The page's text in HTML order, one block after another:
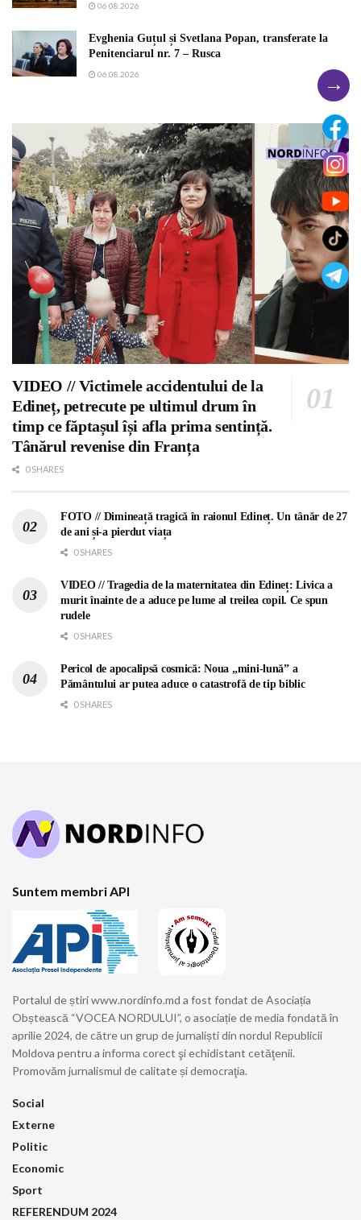
06.08.2026
Evghenia Guțul și Svetlana Popan, transferate la
Penitenciarul nr. 7 – Rusca
06.08.2026
VIDEO // Victimele accidentului de la
Edineț, petrecute pe ultimul drum în
timp ce făptașul își afla prima sentință.
Tânărul revenise din Franța
0 SHARES
FOTO // Dimineață tragică în raionul Edineț. Un tânăr de 27
de ani și-a pierdut viața
0 SHARES
VIDEO // Tragedia de la maternitatea din Edineț: Livica a
murit înainte de a aduce pe lume al treilea copil. Ce spun
rudele
0 SHARES
Pericol de apocalipsă cosmică: Noua „mini-lună” a
Pământului ar putea aduce o catastrofă de tip biblic
0 SHARES
Suntem membri API
Portalul de știri www.nordinfo.md a fost fondat de Asociația
Obștească “VOCEA NORDULUI”, o asociație de media fondată în
aprilie 2024, de către un grup de jurnaliști din nordul Republicii
Moldova pentru a informa corect şi echidistant cetăţenii.
Promovăm jurnalismul de calitate și democraţia.
Social
Externe
Politic
Economic
Sport
REFERENDUM 2024
→